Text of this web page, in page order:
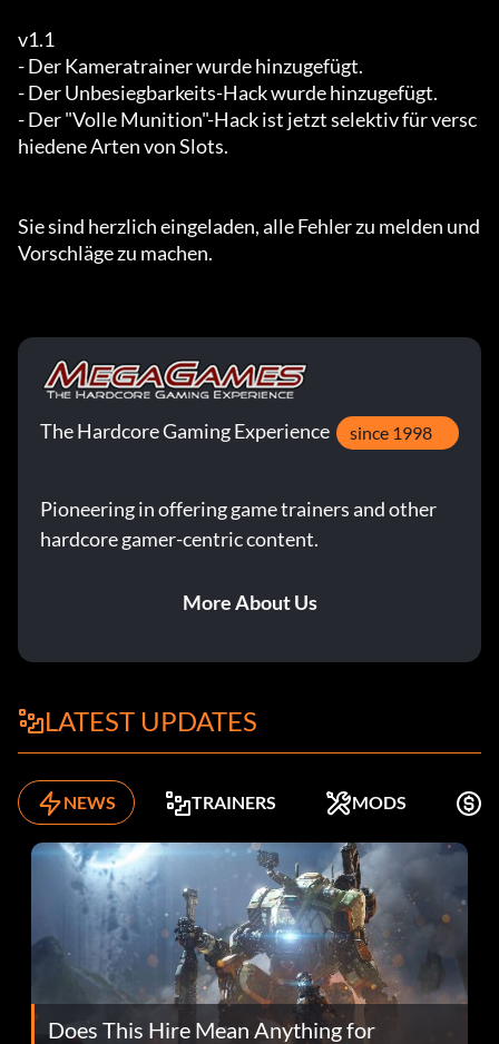
v1.1
- Der Kameratrainer wurde hinzugefügt.
- Der Unbesiegbarkeits-Hack wurde hinzugefügt.
- Der "Volle Munition"-Hack ist jetzt selektiv für versc
hiedene Arten von Slots.
Sie sind herzlich eingeladen, alle Fehler zu melden und
Vorschläge zu machen.
The Hardcore Gaming Experience since 1998
Pioneering in offering game trainers and other
hardcore gamer-centric content.
More About Us
LATEST UPDATES
NEWS TRAINERS MODS
Does This Hire Mean Anything for